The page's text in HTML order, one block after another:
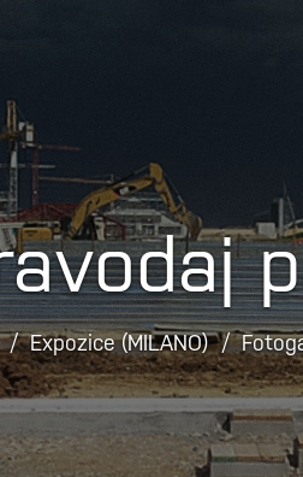
Expozice (MILANO)